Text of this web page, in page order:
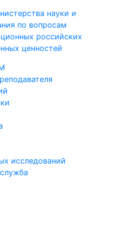
науки и
по вопросам
российских
ценностей
исследований